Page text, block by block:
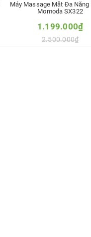
Máy Massage Mắt Đa Năng
Momoda SX322
1.199.000₫
2.500.000₫